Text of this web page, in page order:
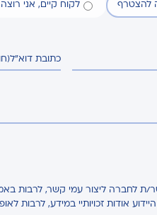
להצטרף לקוח קיים, אני
כתובת דוא"ל
לחברה ליצור עמי קשר, לרבות
אודות זכויותיי במידע, לרבות